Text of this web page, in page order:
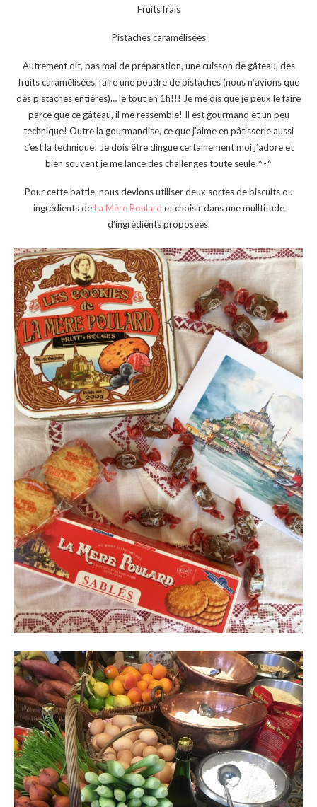
Fruits frais
Pistaches caramélisées
Autrement dit, pas mal de préparation, une cuisson de gâteau, des
fruits caramélisées, faire une poudre de pistaches (nous n’avions que
des pistaches entières)… le tout en 1h!!! Je me dis que je peux le faire
parce que ce gâteau, il me ressemble! Il est gourmand et un peu
technique! Outre la gourmandise, ce que j’aime en pâtisserie aussi
c’est la technique! Je dois être dingue certainement moi j’adore et
bien souvent je me lance des challenges toute seule ^-^
Pour cette battle, nous devions utiliser deux sortes de biscuits ou
ingrédients de La Mère Poulard et choisir dans une mulltitude
d’ingrédients proposées.